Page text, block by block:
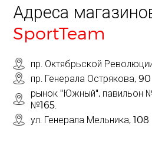
Адреса
SportTeam
пр. Октябрьской
пр. Генерала Острякова, 90
рынок "Южный", павильон
№165.
ул. Генерала Мельника, 108